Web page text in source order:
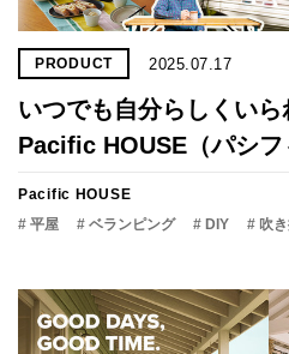
PRODUCT 2025.07.17
いつでも自分らしくいら
Pacific HOUSE（パシフ
Pacific HOUSE
# 平屋
# ベランピング # DIY # 吹